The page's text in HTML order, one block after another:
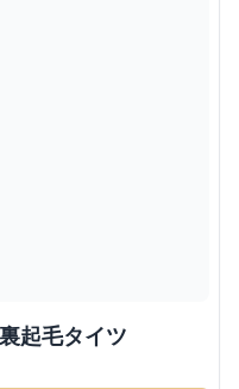
起毛タイツ